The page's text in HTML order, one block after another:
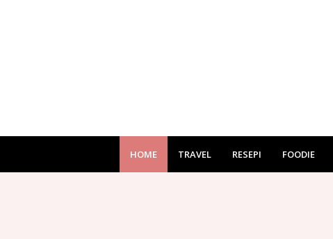
HOME TRAVEL RESEPI FOODIE